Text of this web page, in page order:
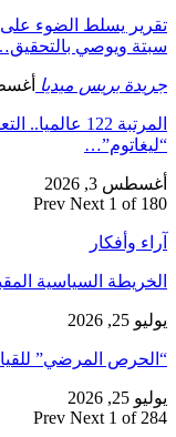
تقرير يسلط الضوء
سبتة ويوصي
جريدة بريس ميديا أغسطس
المرتبة 122
“ليغاتوم”…
أغسطس 3, 2026
Prev Next 1 of 180
آراء وأفكار
الخريطة السياسية
يوليو 25, 2026
“الحرص المرضي”
يوليو 25, 2026
Prev Next 1 of 284